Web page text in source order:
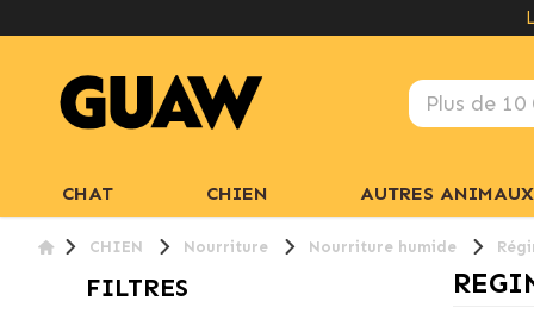
CHAT CHIEN AUTRES ANIMAUX
CHIEN Nourriture Nourriture humide
FILTRES